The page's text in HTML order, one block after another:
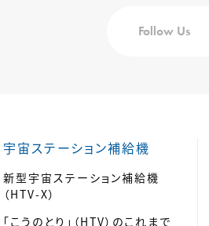
Follow Us
宇宙ステーション補給機
新型宇宙ステーション補給機
（HTV-X）
「こうのとり」（HTV）のこれまで